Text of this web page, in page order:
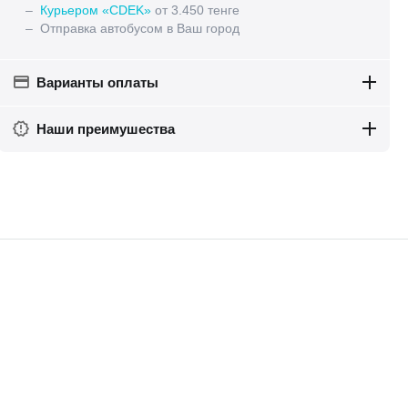
– Курьером «CDEK» от 3.450 тенге
– Отправка автобусом в Ваш город
Варианты оплаты
Наши преимушества